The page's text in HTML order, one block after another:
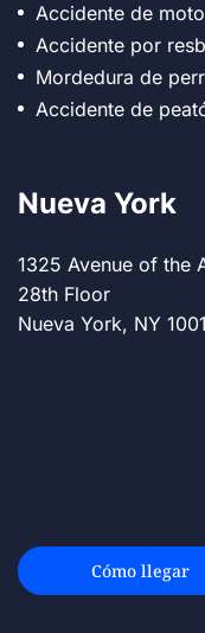
Accidente de moto
Accidente por
Mordedura de
Accidente de
Nueva York
1325 Avenue of the
28th Floor
Nueva York, NY
Cómo llegar